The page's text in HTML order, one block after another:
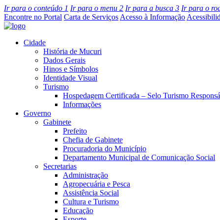
Ir para o conteúdo 1 Ir para o menu 2 Ir para a busca 3 Ir para o
Encontre no Portal Carta de Serviços Acesso à Informação
Cidade
História de Mucuri
Dados Gerais
Hinos e Símbolos
Identidade Visual
Turismo
Hospedagem Certificada – Selo Turismo
Informações
Governo
Gabinete
Prefeito
Chefia de Gabinete
Procuradoria do Município
Departamento Municipal de Comunicação Social
Secretarias
Administração
Agropecuária e Pesca
Assistência Social
Cultura e Turismo
Educação